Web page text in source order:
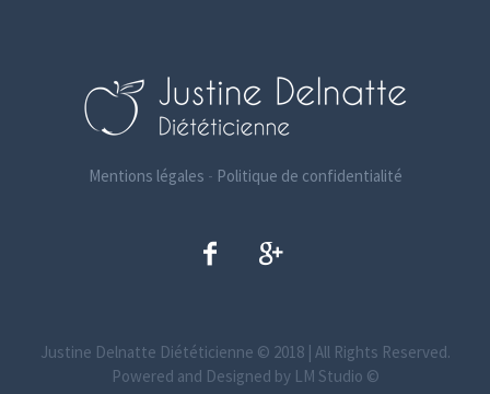
Mentions légales - Politique de confidentialité
Justine Delnatte Diététicienne © 2018 | All Rights Reserved.
Powered and Designed by LM Studio ©